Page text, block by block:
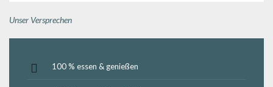
Unser Versprechen
100 % essen & genießen